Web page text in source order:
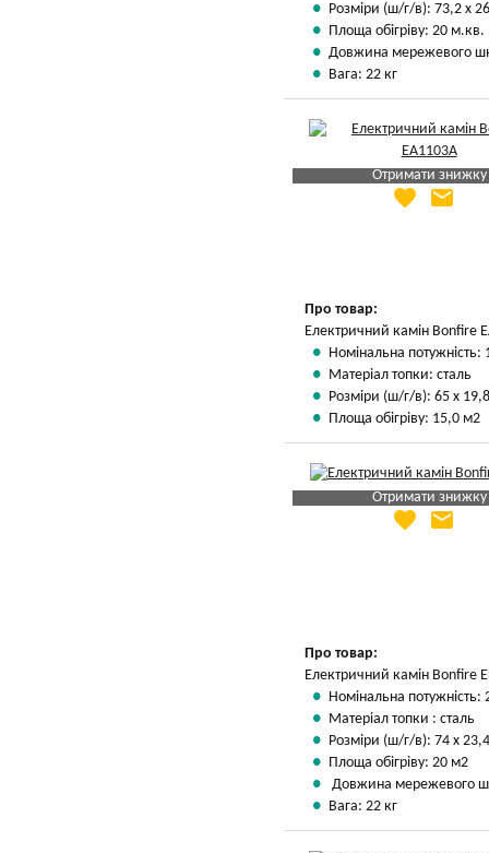
Розміри (ш/г/в): 73,2 х
Площа обігріву: 20 м.кв.
Довжина мережевого
Вага: 22 кг
Отримати знижку
Яка Ваша ціна
favorite email
Про товар:
Електричний камін Bonfire
Номінальна потужність:
Матеріал топки: сталь
Розміри (ш/г/в): 65 х
Площа обігріву: 15,0 м2
Отримати знижку
Яка Ваша ціна
favorite email
Про товар:
Електричний камін Bonfire
Номінальна потужність:
Матеріал топки : сталь
Розміри (ш/г/в): 74 х
Площа обігріву: 20 м2
Довжина мережевого
Вага: 22 кг